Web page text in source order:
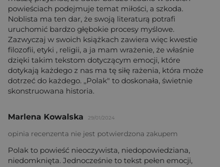
powieściach podejmuje temat miłości, a szkoda.
Noblista ma ten dar, że swoją literaturą potrafi
uruchomić bardzo głębokie procesy myślowe.
Zazwyczaj w swoich książkach zawiera więc kwestie
filozofii, etyki , religii, a ja mam wrażenie, że właśnie
dzięki takim tekstom dotyczącym emocji, które
dotykają każdego z nas ma tę siłę rażenia, która może
dotrzeć do każdego. ,,Polak" to doskonała, świetnie
skonstruowana historia.
Marlena Kowalska 29/01/2024
opinia recenzenta nie jest potwierdzona zakupem
Polak to powieść nieoczywista, niedopowiedziana,
niedomknięta. Jednocześnie to tekst pełen emocji,